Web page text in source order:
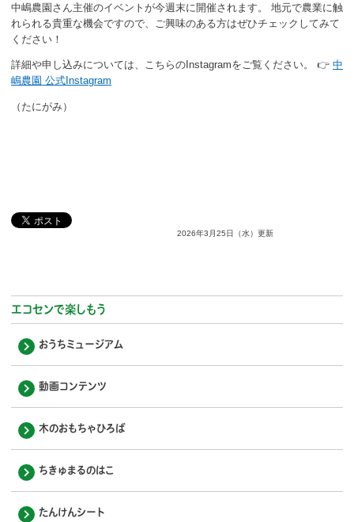
学校関係の方
企業・環境団体の方
中嶋農園さん主催のイベントが今週末に開催されます。 地元で農業に触
れられる貴重な機会ですので、ご興味のある方はぜひチェックしてみて
ください！
詳細や申し込みについては、こちらのInstagramをご覧ください。 👉 中
嶋農園 公式Instagram
（たにがみ）
2026年3月25日（水）更新
エコセンで楽しもう
おうちミュージアム
動画コンテンツ
木のおもちゃひろば
ちきゅまるのはこ
たんけんシート